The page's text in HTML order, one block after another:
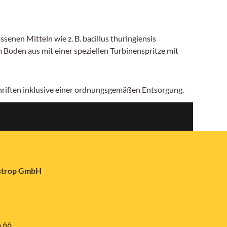
Mitteln wie z. B. bacillus thuringiensis
aus mit einer speziellen Turbinenspritze mit
inklusive einer ordnungsgemäßen Entsorgung.
GmbH
66